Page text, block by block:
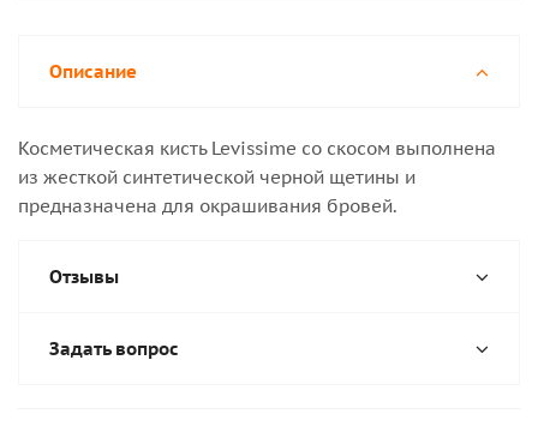
Описание
Косметическая кисть Levissime со скосом выполнена
из жесткой синтетической черной щетины и
предназначена для окрашивания бровей.
Отзывы
Задать вопрос